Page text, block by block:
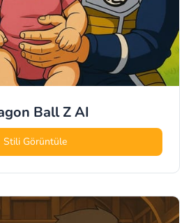
Ball ZAI
Stili Görüntüle